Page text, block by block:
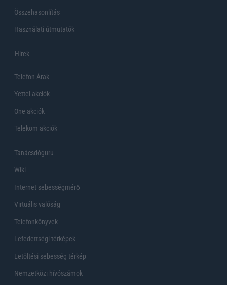
Összehasonlítás
Használati útmutatók
Hirek
Telefon Árak
Yettel akciók
One akciók
Telekom akciók
Tanácsdóguru
Wiki
Internet sebességmérő
Virtuális valóság
Telefonkönyvek
Lefedettségi térképek
Letöltési sebesség térkép
Nemzetközi hívószámok